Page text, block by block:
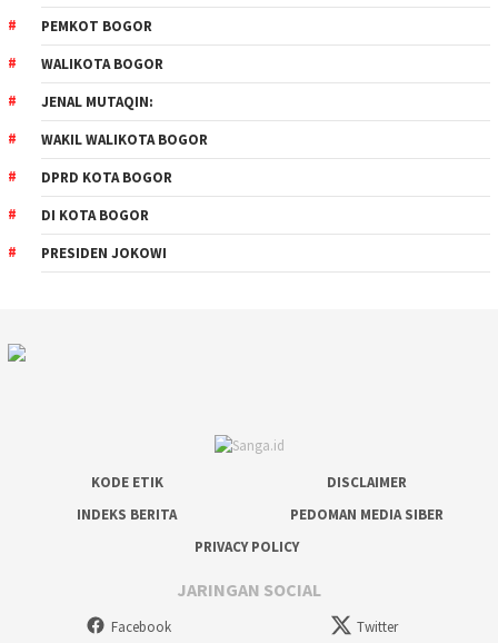
PEMKOT BOGOR
WALIKOTA BOGOR
JENAL MUTAQIN:
WAKIL WALIKOTA BOGOR
DPRD KOTA BOGOR
DI KOTA BOGOR
PRESIDEN JOKOWI
KODE ETIK
DISCLAIMER
INDEKS BERITA
PEDOMAN MEDIA SIBER
PRIVACY POLICY
JARINGAN SOCIAL
Facebook Twitter